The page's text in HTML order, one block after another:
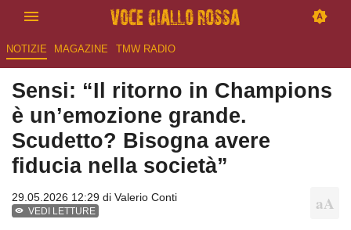
NOTIZIE MAGAZINE TMW RADIO
Sensi: “Il ritorno in Champions
è un’emozione grande.
Scudetto? Bisogna avere
fiducia nella società”
29.05.2026 12:29 di Valerio Conti
VEDI LETTURE